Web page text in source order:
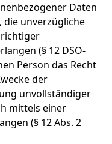
Daten
die unverzügliche
(§ 12 DSO-
Person das Recht
der
unvollständiger
mittels einer
(§ 12 Abs. 2